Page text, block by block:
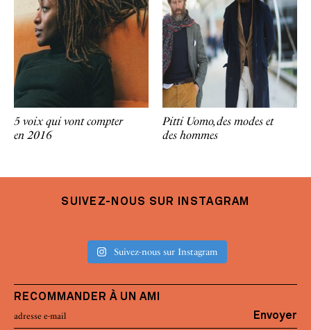
5 voix qui vont compter
en 2016
Pitti Uomo, des modes et
des hommes
SUIVEZ-NOUS SUR INSTAGRAM
Suivez-nous sur Instagram
RECOMMANDER À UN AMI
Envoyer